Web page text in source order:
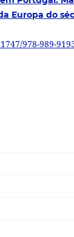
Europa do
978-989-